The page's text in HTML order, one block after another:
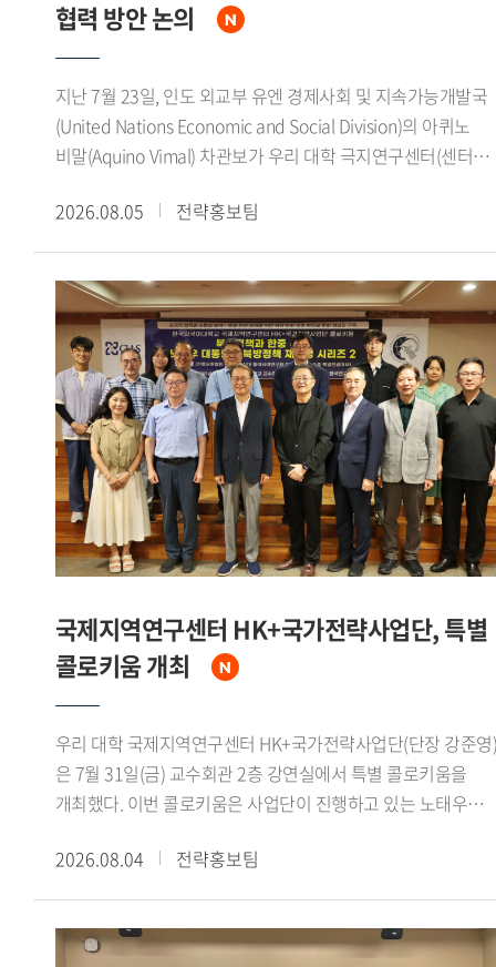
상상 의 형벌로 전환되었으며, 중형인 동시에 사형을 감면하는
황제의 은혜라는 이중적 성격을 지녔음을 강조했다.이번
실상을 함께 검토하고, 한 당 사이에 진행된 형벌제도의
장기적인 변화를 이해하는 뜻깊은 자리였다. 특히 유배가
단순한 형벌에 그치지 않고 국가권력에 의한 인구 이동과 변경
있었음을 확인함으로써 생태접경의 관점에서 당대의 국가와
공간, 인간의 관계를 새롭게 생각해 보는 기회가 됐다.
협력 방안 논의
지난 7월 23일, 인도 외교부 유엔 경제사회 및 지속가능개발국
(United Nations Economic and Social Division)의 아퀴노
비말(Aquino Vimal) 차관보가 우리 대학 극지연구센터(센터장
협력 확대 방안을 논의했다.이번 면담에서 아퀴노 비말
차관보는 인도 정부가 최근 대학과 연구기관을 중심으로 극지
연구를 적극 장려하고 있다며, 우리 대학 극지연구센터와의
연구 협력 필요성을 강조했다. 또한 인도 극지 연구 분야의 주요
대학 및 연구기관과 우리 대학 극지연구센터를 연결해 양국
대학 간 지속적인 연구 협력 기반을 마련하고 싶다는 뜻을
밝혔다.이어 인도 정부는 기후변화가 농업에 미치는 영향, 극지
빙하 융해에 따른 해수면 상승, 기후변화 취약지역 주민들의
생활환경 변화 등 글로벌 기후위기에 대응하기 위한 연구를
국가 정책의 주요 과제로 추진하고 있다고 설명하며, 관련
분야에서 국제 공동연구의 중요성을 강조했다.이날 면담에는
인도 측에서 아퀴노 비말 차관보를 비롯해 인도지구과학부
선임연구관 아파르나 슈클라(Aparna Shukla) 박사, 나만
가하나 나브야 제임스(Gahana Navya James) 인도 외교부
유엔 경제 사회 및 지속가능개발국 사무관이 참석했다.우리
"극지연구센터는 인도 정부의 극지 연구 확대와 장려 필요성에
관한 의견을 존중하며, 양국 대학 및 연구기관 간 네트워크
구축과 공동연구 활성화를 위한 협력 거점 역할을 수행할 수
있도록 최선을 다하겠다"고 밝혔다.
2026.08.05 전략홍보팀
국제지역연구센터 HK+국가전략사업단, 특별
콜로키움 개최
우리 대학 국제지역연구센터 HK+국가전략사업단(단장 강준
은 7월 31일(금) 교수회관 2층 강연실에서 특별 콜로키움을
개최했다. 이번 콜로키움은 사업단이 진행하고 있는 노태우
특명전권대사를 역임했던 신정승 동서대학교
동아시아연구원장이 연사로 초청되어 노태우 대통령의
북방정책과 1992년 한중수교 과정의 역사적 의미를
재조명했다.신 원장은 먼저 1970년대 이후 중국과 서방세계의
2026.08.04 전략홍보팀